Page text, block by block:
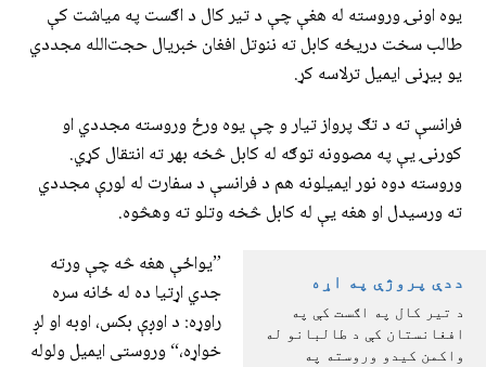
یوه اونۍ وروسته له هغې چې د تیر کال د اګست په میاشت کې
طالب سخت دریځه کابل ته ننوتل افغان خبریال حجت‌الله مجددي
یو بیړنی ایمیل ترلاسه کړ.
فرانسې ته د تګ پرواز تیار و چې یوه ورځ وروسته مجددي او
کورنۍ یې په مصوونه توګه له کابل څخه بهر ته انتقال کړي.
وروسته دوه نور ایمیلونه هم د فرانسې د سفارت له لورې مجددي
ته ورسیدل او هغه يې له کابل څخه وتلو ته وهڅوه.
ددې پروژې په اړه
د تیر کال په اګست کې په
افغانستان کې د طالبانو له
واکمن کیدو وروسته په
”یواځې هغه څه چې ورته
جدي اړتیا ده له ځانه سره
راوړه: د اوږې بکس، اوبه او لږ
خواړه،“ وروستی ایمیل ولوله